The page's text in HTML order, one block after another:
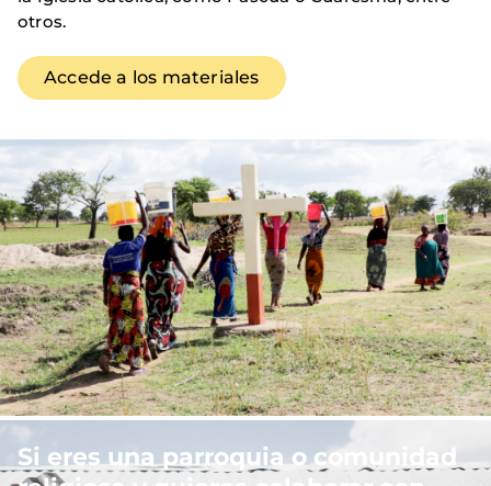
Imagen
otros.
Accede a los materiales
Imagen
Si eres una parroquia o comunidad